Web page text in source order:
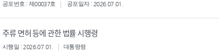
공포번호 : 제00037호
공포일자 : 2026.07.01.
주류 면허 등에 관한 법률 시행령
시행일 : 2026.07.01.
대통령령